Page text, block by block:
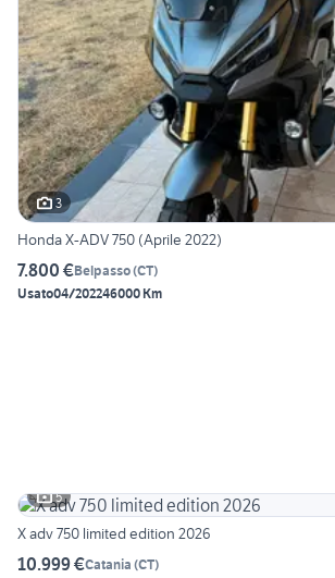
3
Honda X-ADV 750 (Aprile 2022)
7.800 €Belpasso(CT)
Usato04/202246000 Km
5
X adv 750 limited edition 2026
10.999 €Catania (CT)